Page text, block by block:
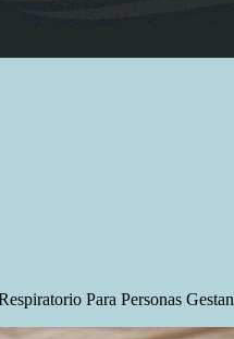
Para Personas